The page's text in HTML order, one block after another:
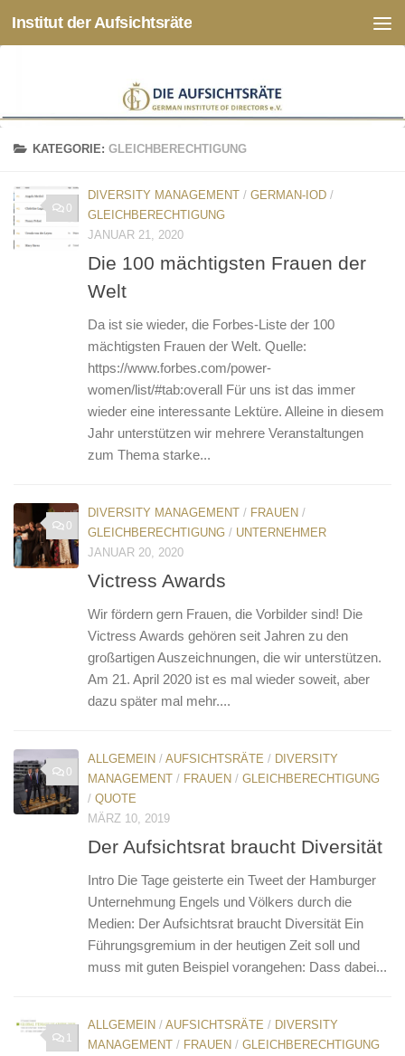
Zum Inhalt springen
Institut der Aufsichtsräte
KATEGORIE:GLEICHBERECHTIGUNG
0
DIVERSITY MANAGEMENT / GERMAN-IOD /
GLEICHBERECHTIGUNG
JANUAR 21, 2020
Die 100 mächtigsten Frauen der
Welt
Da ist sie wieder, die Forbes-Liste der 100
mächtigsten Frauen der Welt. Quelle:
https://www.forbes.com/power-
women/list/#tab:overall Für uns ist das immer
wieder eine interessante Lektüre. Alleine in diesem
Jahr unterstützen wir mehrere Veranstaltungen
zum Thema starke...
0
DIVERSITY MANAGEMENT / FRAUEN /
GLEICHBERECHTIGUNG / UNTERNEHMER
JANUAR 20, 2020
Victress Awards
Wir fördern gern Frauen, die Vorbilder sind! Die
Victress Awards gehören seit Jahren zu den
großartigen Auszeichnungen, die wir unterstützen.
Am 21. April 2020 ist es mal wieder soweit, aber
dazu später mal mehr....
0
ALLGEMEIN / AUFSICHTSRÄTE / DIVERSITY
MANAGEMENT / FRAUEN / GLEICHBERECHTIGUNG
/ QUOTE
MÄRZ 10, 2019
Der Aufsichtsrat braucht Diversität
Intro Die Tage geisterte ein Tweet der Hamburger
Unternehmung Engels und Völkers durch die
Medien: Der Aufsichtsrat braucht Diversität Ein
Führungsgremium in der heutigen Zeit soll und
muss mit guten Beispiel vorangehen: Dass dabei...
1
ALLGEMEIN / AUFSICHTSRÄTE / DIVERSITY
MANAGEMENT / FRAUEN / GLEICHBERECHTIGUNG